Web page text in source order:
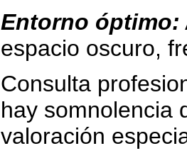
Entorno óptimo:
espacio oscuro,
Consulta
hay somnolencia
valoración